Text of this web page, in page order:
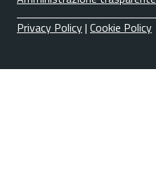
Privacy Policy| Cookie Policy